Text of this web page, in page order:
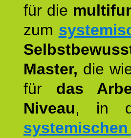
für die
zum
Master, die
für das
Niveau, in